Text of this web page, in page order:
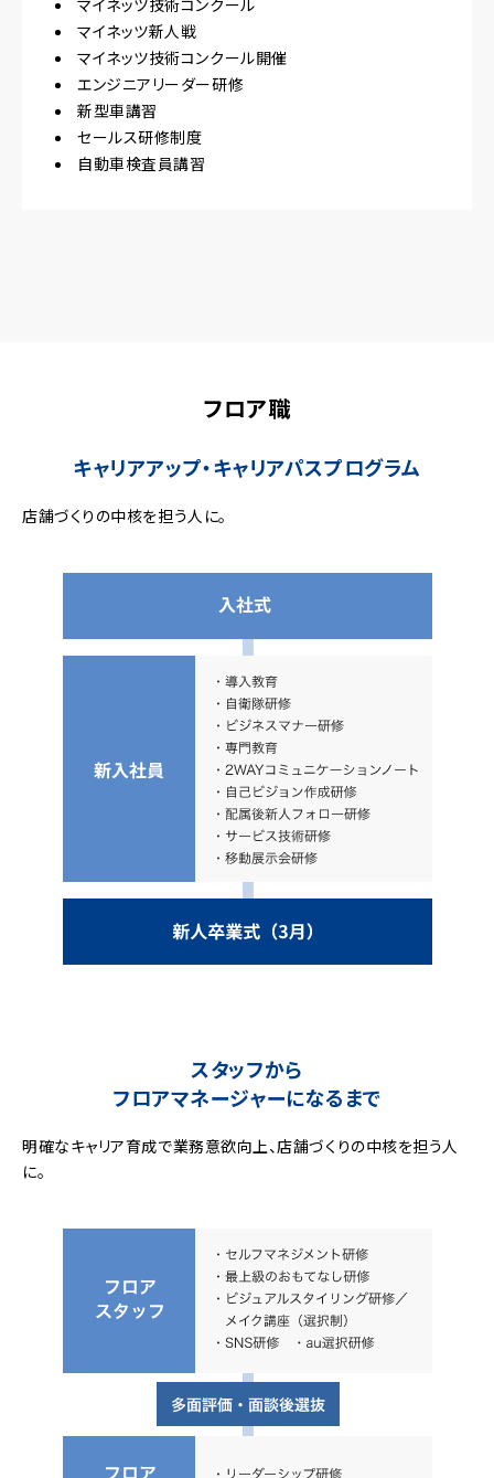
マイネッツ技術コンクール
マイネッツ新人戦
マイネッツ技術コンクール開催
エンジニアリーダー研修
新型車講習
セールス研修制度
自動車検査員講習
フロア職
キャリアアップ・キャリアパスプログラム
店舗づくりの中核を担う人に。
スタッフから
フロアマネージャーになるまで
明確なキャリア育成で業務意欲向上、店舗づくりの中核を担う人
に。